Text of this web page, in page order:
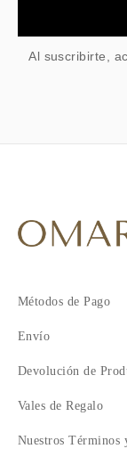
Al suscribirte,
Métodos de Pago
Envío
Devolución de
Vales de Regalo
Nuestros Términos